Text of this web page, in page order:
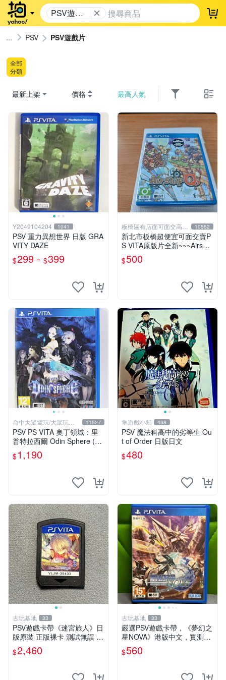
PSV遊戲
片
登
PSV PSV遊戲片
全部
分類
最新上架 價格 最高人氣
Y2049104204 1041
PSV 重力異想世界 日版 GRA
VITY DAZE
$299 - $399
板橋區有店面可面交高價
回收電玩
10552
新北市板橋超便宜可面交賣P
S VITA原版片全新~~~Airship
Q 飛艇之空~~~便宜賣
$500
台中大眾電玩/大眾玩具
店
11527
PSV PS VITA 奧丁領域：里
普特拉西爾 Odin Sphere (中
文版)**(二手商品)【台中大眾
電玩】
$1,190
隼遊戲小舖 438
PSV 魔法科高中的劣等生 Ou
t of Order 日版日文
$480
古玩基地 33
PSV遊戲卡帶《迷宮旅人》日
版原裝 正版裸卡 測試無誤 ps
v 卡帶 迷宮旅人
$2,460
古玩基地 33
嚴選PSV遊戲卡帶，《夢幻之
星NOVA》港版中文，實測狀
況佳，詳情見圖，請確認成色
再拍下。拍賣無退機制，詳情
$560